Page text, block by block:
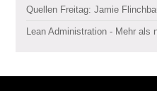
Quellen Freitag: Jamie
Lean Administration - Mehr als